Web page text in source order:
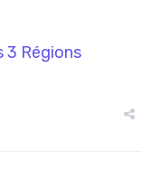
3 Régions